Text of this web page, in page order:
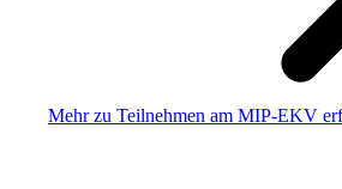
Mehr zu Teilnehmen am MIP-EKV